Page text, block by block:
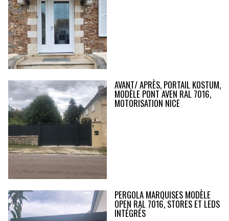
AVANT/ APRÈS, PORTAIL KOSTUM,
MODÈLE PONT AVEN RAL 7016,
MOTORISATION NICE
PERGOLA MARQUISES MODÈLE
OPEN RAL 7016, STORES ET LEDS
INTÉGRÉS